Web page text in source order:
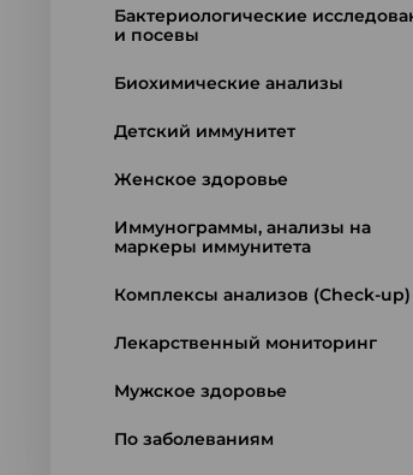
Бактериологические
и посевы
Биохимические анализы
Детский иммунитет
Женское здоровье
Иммунограммы, анализы на
маркеры иммунитета
Комплексы анализов (Check-up)
Лекарственный мониторинг
Мужское здоровье
По заболеваниям